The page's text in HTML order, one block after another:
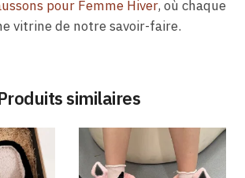
pour Femme Hiver, où chaque
vitrine de notre savoir-faire.
similaires